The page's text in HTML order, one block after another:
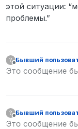
этой ситуации:
проблемы.”
?
Не в сети
Бывший
Это сообщение
?
Не в сети
Бывший
Это сообщение